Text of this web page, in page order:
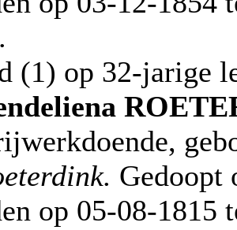
(1) op 32-jarige
Gedoopt
op 05-08-1815